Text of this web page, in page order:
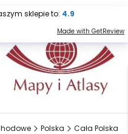
Polska Cała Polska
sklepie to: 4.9
Made with GetReview